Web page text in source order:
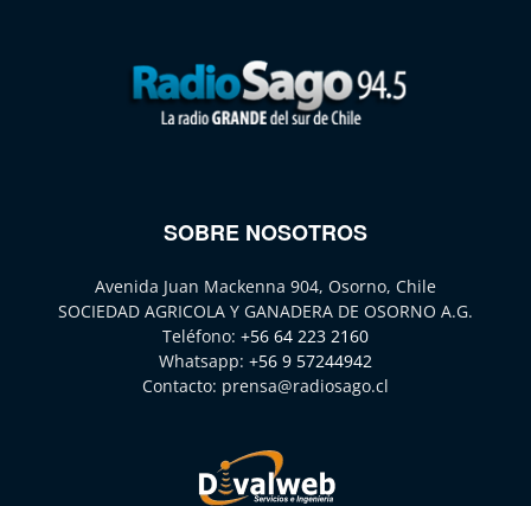
SOBRE NOSOTROS
Avenida Juan Mackenna 904, Osorno, Chile
SOCIEDAD AGRICOLA Y GANADERA DE OSORNO A.G.
Teléfono: +56 64 223 2160
Whatsapp: +56 9 57244942
Contacto: prensa@radiosago.cl